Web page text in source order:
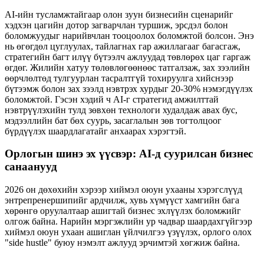
AI-ийн тусламжтайгаар олон зуун бизнесийн сценарийг
хэдхэн цагийн дотор загварчлан туршиж, эрсдэл болон
боломжуудыг нарийвчлан тооцоолох боломжтой болсон. Энэ
нь өгөгдөл цуглуулах, тайлагнах гар ажиллагааг багасгаж,
стратегийн багт илүү бүтээлч ажлуудад төвлөрөх цаг гаргаж
өгдөг. Жилийн хатуу төлөвлөгөөнөөс татгалзаж, зах зээлийн
өөрчлөлтөд тулгуурлан тасралтгүй тохируулга хийснээр
бүтээмж болон зах зээлд нэвтрэх хурдыг 20-30% нэмэгдүүлэх
боломжтой. Гэсэн хэдий ч AI-г стратегид амжилттай
нэвтрүүлэхийн тулд зөвхөн технологи худалдаж авах бус,
мэдээллийн бат бөх суурь, засаглалын зөв тогтолцоог
бүрдүүлэх шаардлагатайг анхаарах хэрэгтэй.
Орлогын шинэ эх үүсвэр: AI-д суурилсан бизнес
санаанууд
2026 он дөхөхийн хэрээр хиймэл оюун ухааны хэрэгслүүд
энтрепренершипийг ардчилж, хувь хүмүүст хамгийн бага
хөрөнгө оруулалтаар ашигтай бизнес эхлүүлэх боломжийг
олгож байна. Нарийн мэргэжлийн ур чадвар шаардахгүйгээр
хиймэл оюун ухаан ашиглан үйлчилгээ үзүүлэх, орлого олох
"side hustle" буюу нэмэлт ажлууд эрчимтэй хөгжиж байна.